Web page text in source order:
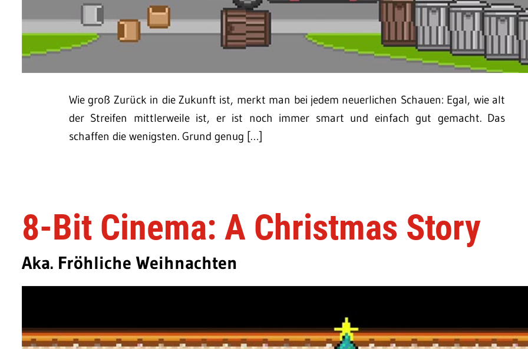
Wie groß Zurück in die Zukunft ist, merkt man bei jedem neuerlichen Schauen: Egal, wie alt
der Streifen mittlerweile ist, er ist noch immer smart und einfach gut gemacht. Das
schaffen die wenigsten. Grund genug […]
8-Bit Cinema: A Christmas Story
Aka. Fröhliche Weihnachten